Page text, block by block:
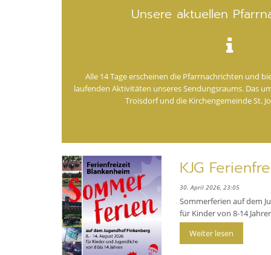
Unsere aktuellen
Alle 14 Tage erscheinen die Pfarrnachrichten und
laufenden Aktivitäten unseres Sendungsraums. Das
Troisdorf und die Kirchengemeinde St.
KJG
30. April 2026, 23:05
Sommerferien auf dem
für Kinder von 8-14
Weiter lesen